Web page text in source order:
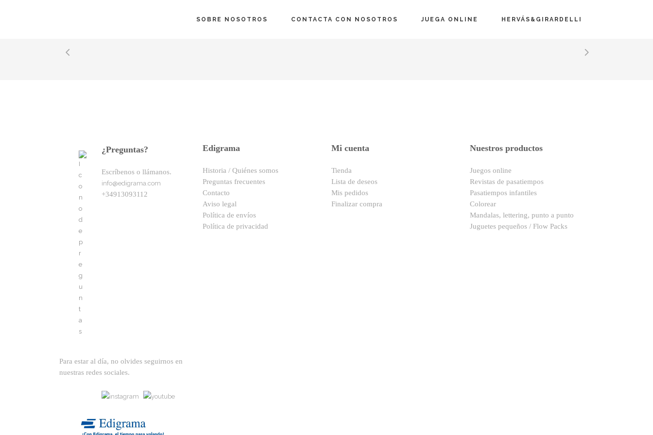
SOBRE NOSOTROS CONTACTA CON NOSOTROS JUEGA ONLINE HERVÁS&GIRARDELLI
¿Preguntas?
Escríbenos o llámanos.
info@edigrama.com
+34913093112
Para estar al día, no olvides seguirnos en
nuestras redes sociales.
Edigrama
Historia / Quiénes somos
Preguntas frecuentes
Contacto
Aviso legal
Política de envíos
Política de privacidad
Mi cuenta
Tienda
Lista de deseos
Mis pedidos
Finalizar compra
Nuestros productos
Juegos online
Revistas de pasatiempos
Pasatiempos infantiles
Colorear
Mandalas, lettering, punto a punto
Juguetes pequeños / Flow Packs